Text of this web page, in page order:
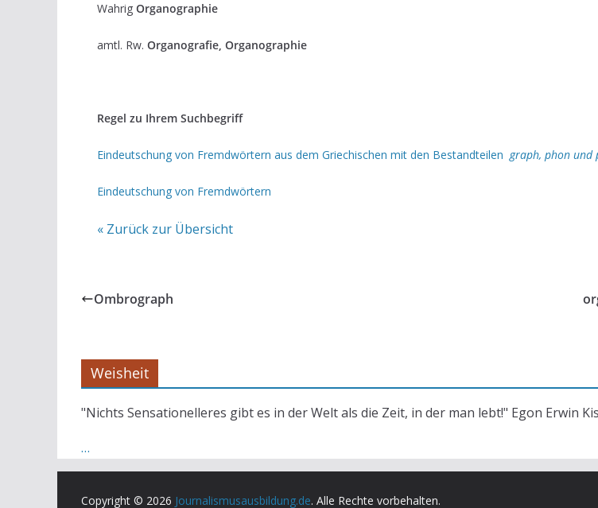
Wahrig Organographie
amtl. Rw. Organografie, Organographie
Regel zu Ihrem Suchbegriff
Eindeutschung von Fremdwörtern aus dem Griechischen mit den Bestandteilengraph, phon und
Eindeutschung von Fremdwörtern
« Zurück zur Übersicht
Ombrograph
Weisheit
"Nichts Sensationelleres gibt es in der Welt als die Zeit, in der man lebt!" Egon Erwin
…
Copyright © 2026 Journalismusausbildung.de. Alle Rechte vorbehalten.